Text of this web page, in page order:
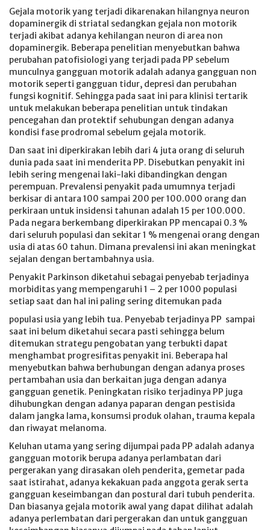
Gejala motorik yang terjadi dikarenakan hilangnya neuron
dopaminergik di striatal sedangkan gejala non motorik
terjadi akibat adanya kehilangan neuron di area non
dopaminergik. Beberapa penelitian menyebutkan bahwa
perubahan patofisiologi yang terjadi pada PP sebelum
munculnya gangguan motorik adalah adanya gangguan non
motorik seperti gangguan tidur, depresi dan perubahan
fungsi kognitif. Sehingga pada saat ini para klinisi tertarik
untuk melakukan beberapa penelitian untuk tindakan
pencegahan dan protektif sehubungan dengan adanya
kondisi fase prodromal sebelum gejala motorik.
Dan saat ini diperkirakan lebih dari 4 juta orang di seluruh
dunia pada saat ini menderita PP. Disebutkan penyakit ini
lebih sering mengenai laki-laki dibandingkan dengan
perempuan. Prevalensi penyakit pada umumnya terjadi
berkisar di antara 100 sampai 200 per 100.000 orang dan
perkiraan untuk insidensi tahunan adalah 15 per 100.000.
Pada negara berkembang diperkirakan PP mencapai 0.3 %
dari seluruh populasi dan sekitar 1 % mengenai orang dengan
usia di atas 60 tahun. Dimana prevalensi ini akan meningkat
sejalan dengan bertambahnya usia.
Penyakit Parkinson diketahui sebagai penyebab terjadinya
morbiditas yang mempengaruhi 1 – 2 per 1000 populasi
setiap saat dan hal ini paling sering ditemukan pada
populasi usia yang lebih tua. Penyebab terjadinya PP sampai
saat ini belum diketahui secara pasti sehingga belum
ditemukan strategu pengobatan yang terbukti dapat
menghambat progresifitas penyakit ini. Beberapa hal
menyebutkan bahwa berhubungan dengan adanya proses
pertambahan usia dan berkaitan juga dengan adanya
gangguan genetik. Peningkatan risiko terjadinya PP juga
dihubungkan dengan adanya paparan dengan pestisida
dalam jangka lama, konsumsi produk olahan, trauma kepala
dan riwayat melanoma.
Keluhan utama yang sering dijumpai pada PP adalah adanya
gangguan motorik berupa adanya perlambatan dari
pergerakan yang dirasakan oleh penderita, gemetar pada
saat istirahat, adanya kekakuan pada anggota gerak serta
gangguan keseimbangan dan postural dari tubuh penderita.
Dan biasanya gejala motorik awal yang dapat dilihat adalah
adanya perlembatan dari pergerakan dan untuk gangguan